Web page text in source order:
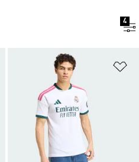
4
Favori Listesine Ekle